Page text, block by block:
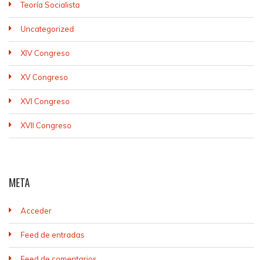
Teoría Socialista
Uncategorized
XIV Congreso
XV Congreso
XVI Congreso
XVII Congreso
META
Acceder
Feed de entradas